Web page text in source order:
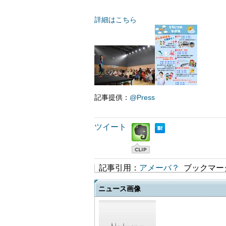
詳細はこちら
記事提供： @Press
ツイート
記事引用： アメーバ？ ブックマー
ニュース画像